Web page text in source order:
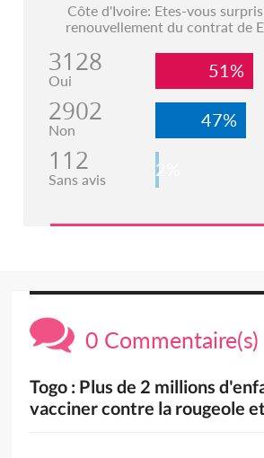
Côte d'Ivoire: Etes-vous
renouvellement du contrat de
3128
Oui 51%
2902
Non 47%
112
Sans avis 2%
0 Commentaire(s)
Togo : Plus de 2 millions
vacciner contre la rougeole